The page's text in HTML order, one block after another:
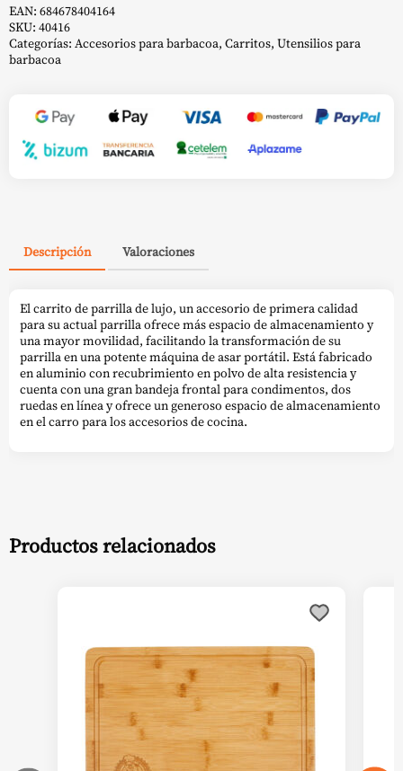
EAN: 684678404164
SKU: 40416
Categorías: Accesorios para barbacoa, Carritos, Utensilios para
barbacoa
Descripción Valoraciones
El carrito de parrilla de lujo, un accesorio de primera calidad
para su actual parrilla ofrece más espacio de almacenamiento y
una mayor movilidad, facilitando la transformación de su
parrilla en una potente máquina de asar portátil. Está fabricado
en aluminio con recubrimiento en polvo de alta resistencia y
cuenta con una gran bandeja frontal para condimentos, dos
ruedas en línea y ofrece un generoso espacio de almacenamiento
en el carro para los accesorios de cocina.
Productos relacionados